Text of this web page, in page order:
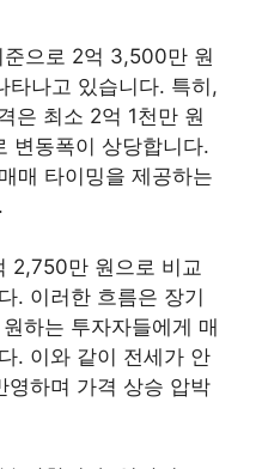
으로 2억 3,500만 원
나고 있습니다. 특히,
은 최소 2억 1천만 원
변동폭이 상당합니다.
매 타이밍을 제공하는
2,750만 원으로 비교
. 이러한 흐름은 장기
하는 투자자들에게 매
. 이와 같이 전세가 안
영하며 가격 상승 압박